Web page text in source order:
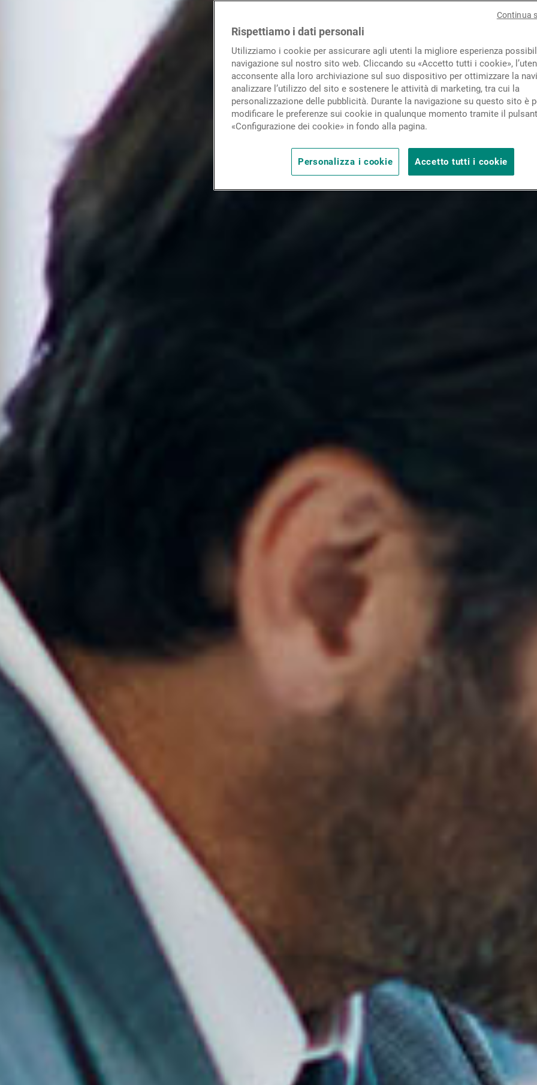
Contatto
Rispettiamo i dati personali
Utilizziamo i cookie per assicurare agli utenti la migliore esperienza
navigazione sul nostro sito web. Cliccando su «Accetto tutti i cookie»,
acconsente alla loro archiviazione sul suo dispositivo per ottimizzare la
analizzare l’utilizzo del sito e sostenere le attività di marketing, tra cui la
personalizzazione delle pubblicità. Durante la navigazione su questo sito è
modificare le preferenze sui cookie in qualunque momento tramite il
«Configurazione dei cookie» in fondo alla pagina.
Personalizza i cookie Accetto tutti i cookie
Continua